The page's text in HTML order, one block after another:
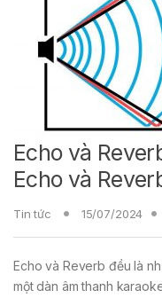
Echo và
Echo và
Tin tức 15/07/2024
Echo và Reverb đều là
một dàn âm thanh